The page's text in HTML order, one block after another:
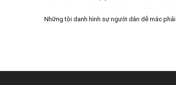
Những tội danh hình sự người dân dễ mắc phải